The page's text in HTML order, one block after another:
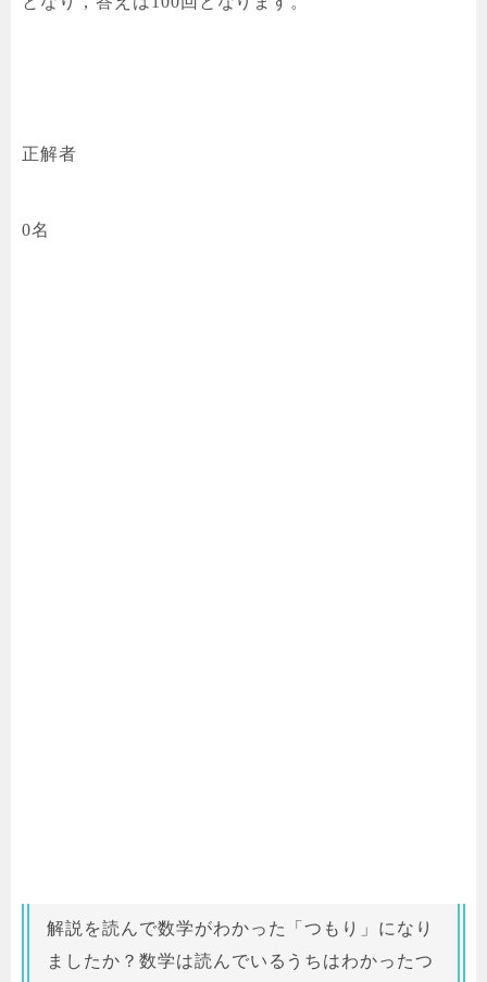
正解者
0名
解説を読んで数学がわかった「つもり」になり
ましたか？数学は読んでいるうちはわかったつ